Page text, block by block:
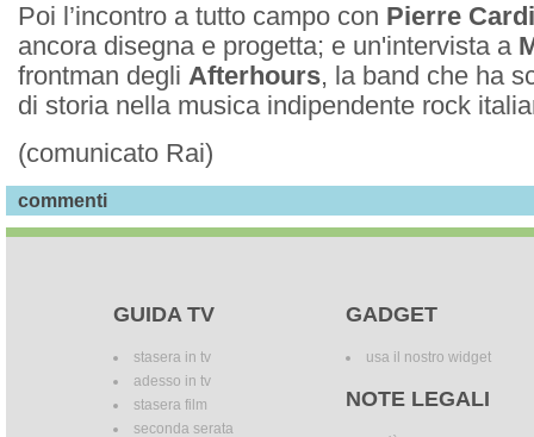
Poi l’incontro a tutto campo con Pierre
ancora disegna e progetta; e un'intervista a
frontman degli Afterhours, la band che ha
di storia nella musica indipendente rock
(comunicato Rai)
commenti
GUIDA TV
stasera in tv
adesso in tv
stasera film
seconda serata
GADGET
usa il nostro widget
NOTE LEGALI